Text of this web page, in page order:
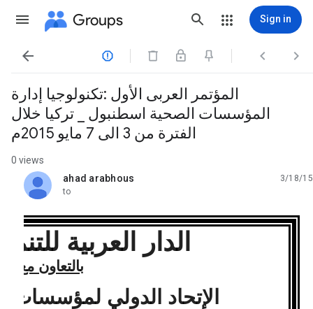
Groups Sign in
   
المؤتمر العربى الأول :تكنولوجيا إدارة
المؤسسات الصحية اسطنبول _ تركيا خلال
الفترة من 3 الى 7 مايو 2015م
0 views
ahad arabhous
unread,
3/18/15
to
الدار العربية
بالتعاون مع
الإتحاد الدولي لمؤسسات